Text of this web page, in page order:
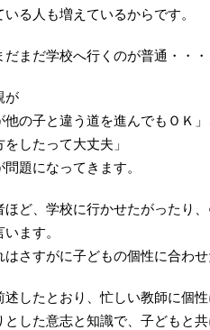
る人も増えているからです。
だまだ学校へ行くのが普通・・
が
他の子と違う道を進んでもＯＫ」
をしたって大丈夫」
題になってきます。
ほど、学校に行かせたがったり
ます。
はさすがに子どもの個性に合わ
述したとおり、忙しい教師に個
とした意志と知識で、子どもと